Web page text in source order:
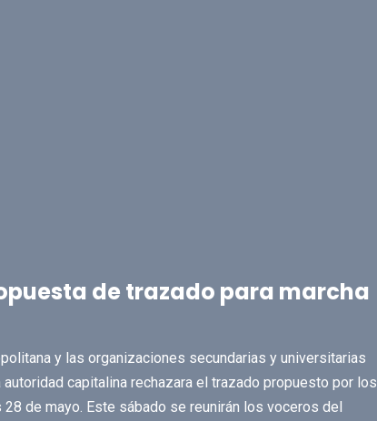
de trazado para marcha
y las organizaciones secundarias y universitarias
capitalina rechazara el trazado propuesto por los
de mayo. Este sábado se reunirán los voceros del